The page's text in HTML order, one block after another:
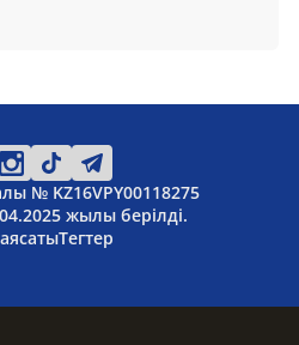
№ KZ16VPY00118275
жылы берілді.
Тегтер